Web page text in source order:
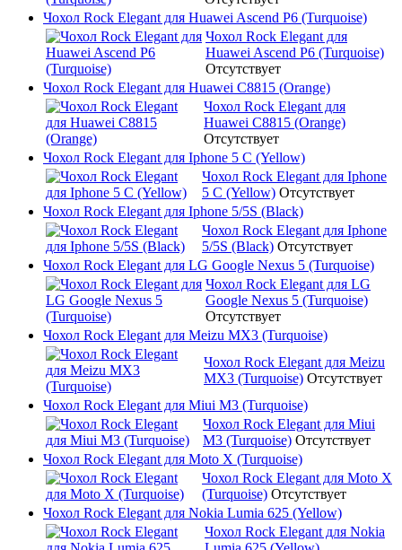
Чохол Rock Elegant для Huawei Ascend P6 (Turquoise)
Чохол Rock Elegant для
Huawei Ascend P6 (Turquoise)
Отсутствует
Чохол Rock Elegant для Huawei C8815 (Orange)
Чохол Rock Elegant для
Huawei C8815 (Orange)
Отсутствует
Чохол Rock Elegant для Iphone 5 C (Yellow)
Чохол Rock Elegant для Iphone
5 C (Yellow) Отсутствует
Чохол Rock Elegant для Iphone 5/5S (Black)
Чохол Rock Elegant для Iphone
5/5S (Black) Отсутствует
Чохол Rock Elegant для LG Google Nexus 5 (Turquoise)
Чохол Rock Elegant для LG
Google Nexus 5 (Turquoise)
Отсутствует
Чохол Rock Elegant для Meizu MX3 (Turquoise)
Чохол Rock Elegant для Meizu
MX3 (Turquoise) Отсутствует
Чохол Rock Elegant для Miui M3 (Turquoise)
Чохол Rock Elegant для Miui
M3 (Turquoise) Отсутствует
Чохол Rock Elegant для Moto X (Turquoise)
Чохол Rock Elegant для Moto X
(Turquoise) Отсутствует
Чохол Rock Elegant для Nokia Lumia 625 (Yellow)
Чохол Rock Elegant для Nokia